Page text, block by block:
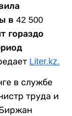
в 42 500
гораздо
Liter.kz.
в службе
труда и